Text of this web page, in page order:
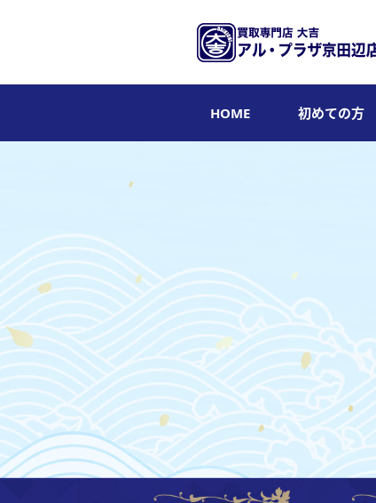
HOME 初めての方